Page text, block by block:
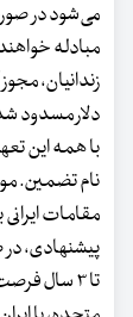
می‌شود در صورت
مبادله
دلار مسدود
با همه این
نام تضمین.
مقامات
تا ۳ سال